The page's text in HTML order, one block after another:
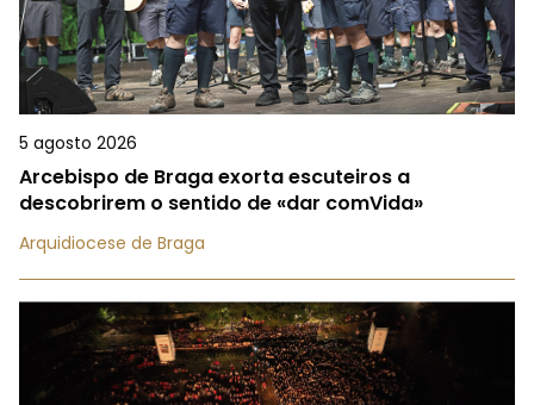
5 agosto 2026
Arcebispo de Braga exorta escuteiros a
descobrirem o sentido de «dar comVida»
Arquidiocese de Braga